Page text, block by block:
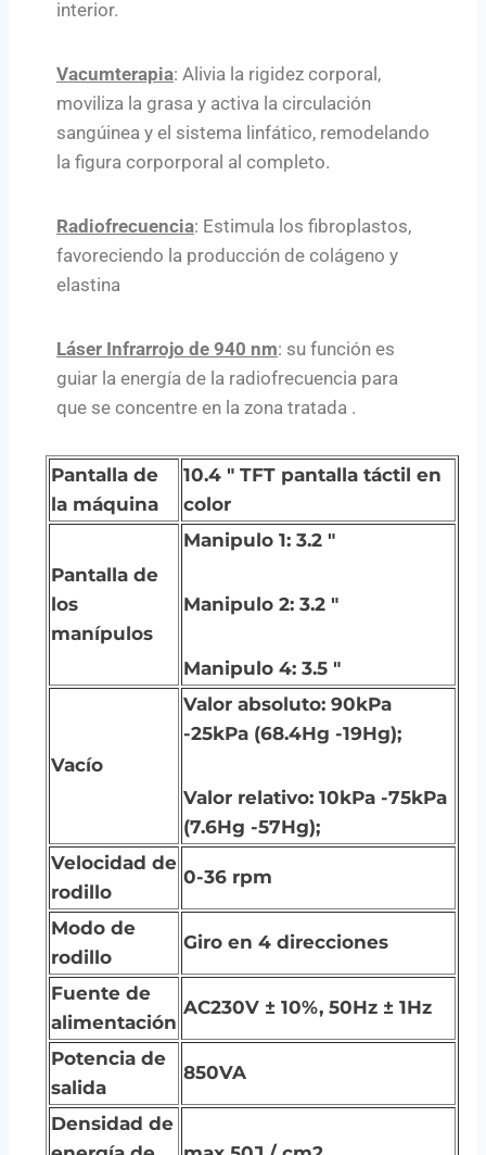
interior.
Vacumterapia: Alivia la rigidez corporal,
moviliza la grasa y activa la circulación
sangúinea y el sistema linfático, remodelando
la figura corporporal al completo.
Radiofrecuencia: Estimula los fibroplastos,
favoreciendo la producción de colágeno y
elastina
Láser Infrarrojo de 940 nm: su función es
guiar la energía de la radiofrecuencia para
que se concentre en la zona tratada .
Pantalla de
la máquina
10.4 ″ TFT pantalla táctil en
color
Pantalla de
los
manípulos
Manipulo 1: 3.2 ″
Manipulo 2: 3.2 ″
Manipulo 4: 3.5 ″
Vacío
Valor absoluto: 90kPa
-25kPa (68.4Hg -19Hg);
Valor relativo: 10kPa -75kPa
(7.6Hg -57Hg);
Velocidad de
rodillo
0-36 rpm
Modo de
rodillo
Giro en 4 direcciones
Fuente de
alimentación
AC230V ± 10%, 50Hz ± 1Hz
Potencia de
salida
850VA
Densidad de